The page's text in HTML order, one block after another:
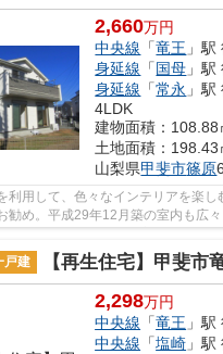
2,660万円
中央線 「竜王 」
身延線 「国母 」
身延線 「常永 」
4LDK
建物面積：108.88
土地面積：198.43
山梨県甲斐市篠原
利用して、色々なインテリアを楽し
勧め。平成29年12月築の室内も広
戸建
【再生住宅】甲斐市
2,298万円
中央線 「竜王 」
中央線 「塩崎 」